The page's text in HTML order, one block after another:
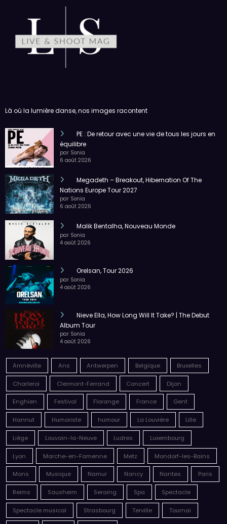
Là où la lumière danse, nos images racontent
PE : De retour avec une vie de tous les jours en
équilibre
par Sonia
6 août 2026
Megadeth – Breakout, Hibernation Of The
Nations Europe Tour 2027
par Sonia
6 août 2026
Malik Bentalha, Nouveau Monde
par Sonia
4 août 2026
Orelsan, Tour 2026
par Sonia
4 août 2026
Nieve Ella, How Long Will It Take? | The Debut
Album Tour
par Sonia
4 août 2026
Amnéville Ans Antwerpen Belgique Bruxelles
Charleroi Clermont-Ferrand Concert Dijon
Enghien Festival Florange France Gent
Hannut Humoriste humour La Louvière Lille
Liège Louvain-la-Neuve Ludres Luxembourg
Lyon Marche-en-Famenne Metz Mondorf-les-Bains
Mons Musique Namur Nancy Nantes Paris
Reims Sausheim Seraing Spa Spectacle
Spectacle musical Strasbourg Terville Tournai